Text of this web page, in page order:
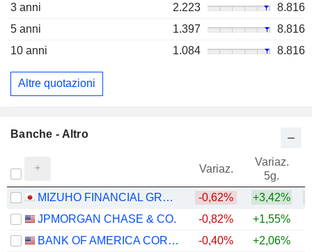
3 anni
2.223
8.816
5 anni
1.397
8.816
10 anni
1.084 8.816
Altre quotazioni
Banche - Altro
Variaz.
Variaz.
5g.
MIZUHO FINANCIAL GROUP, INC. -0,62% +3,42%
JPMORGAN CHASE & CO.
-0,82% +1,55%
BANK OF AMERICA CORPORATION
-0,40% +2,06%